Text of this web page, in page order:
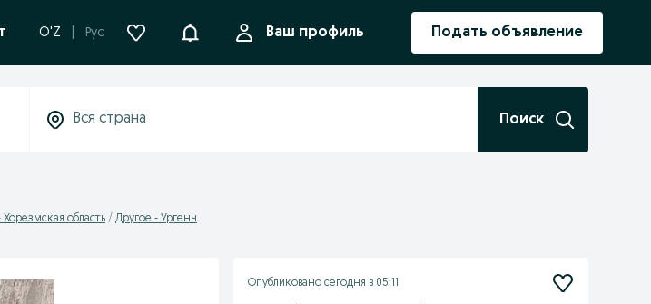
O'Z Рус УведомленияВаш профиль Подать объявление
Поиск
Хорезмская область Другое - Ургенч
Опубликовано сегодня в 05:11